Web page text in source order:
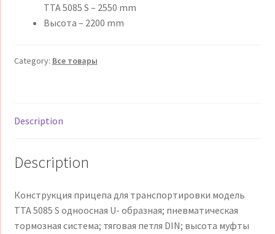
TTA 5085 S – 2550 mm
Высота – 2200 mm
Category: Все товары
Description
Description
Конструкция прицепа для транспортировки модель
TTA 5085 S одноосная U- образная; пневматическая
тормозная система; тяговая петля DIN; высота муфты